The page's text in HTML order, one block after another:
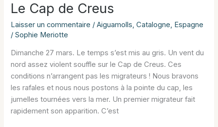
Le Cap de Creus
Laisser un commentaire /Aiguamolls ,Catalogne Espagne
/Sophie Meriotte
Dimanche 27 mars. Le temps s’est mis au gris. Un vent du
nord assez violent souffle sur le Cap de Creus. Ces
conditions n’arrangent pas les migrateurs ! Nous bravons
les rafales et nous nous postons à la pointe du cap, les
jumelles tournées vers la mer. Un premier migrateur fait
rapidement son apparition. C’est